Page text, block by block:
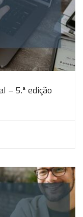
– 5.ª edição